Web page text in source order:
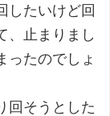
したいけど回
、止まりまし
ったのでしょ
回そうとした